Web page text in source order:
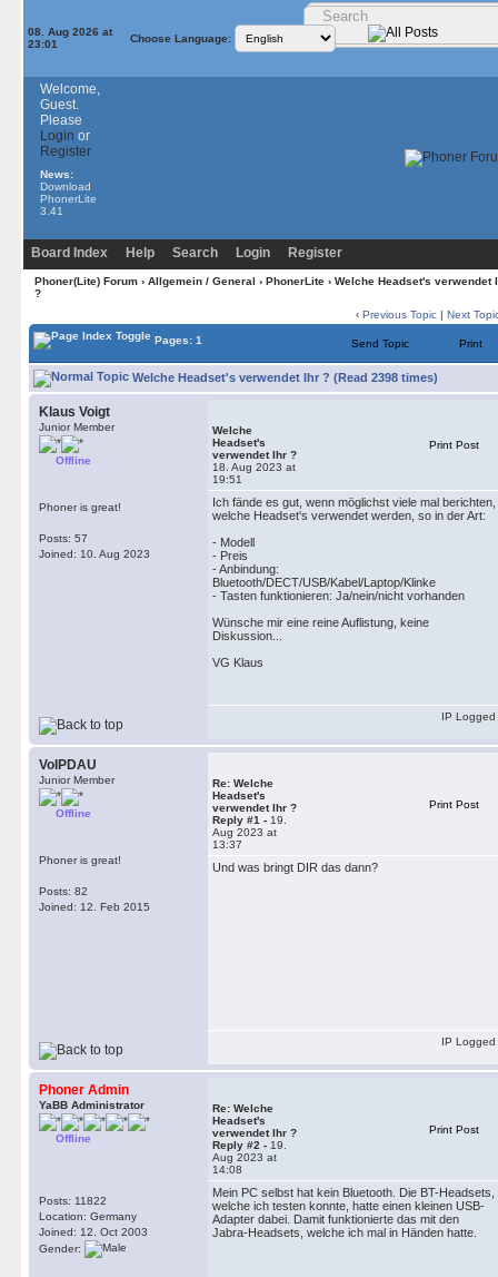
08. Aug 2026 at
23:01
Choose Language:
Welcome,
Guest.
Please
Login or
Register
News:
Download
PhonerLite
3.41
Board Index Help Search Login Register
Phoner(Lite) Forum› Allgemein / General › PhonerLite› Welche Headset's verwendet
?
‹ Previous Topic | Next
Pages: 1 Send Topic Print
Welche Headset's verwendet Ihr ? (Read 2398 times)
Klaus Voigt
Junior Member
Offline
Phoner is great!
Posts: 57
Joined: 10. Aug 2023
Welche
Headset's
verwendet Ihr ?
18. Aug 2023 at
19:51
Print Post
Ich fände es gut, wenn möglichst viele mal berichten,
welche Headset's verwendet werden, so in der Art:
- Modell
- Preis
- Anbindung:
Bluetooth/DECT/USB/Kabel/Laptop/Klinke
- Tasten funktionieren: Ja/nein/nicht vorhanden
Wünsche mir eine reine Auflistung, keine
Diskussion...
VG Klaus
IP Logged
VoIPDAU
Junior Member
Offline
Phoner is great!
Posts: 82
Joined: 12. Feb 2015
Re: Welche
Headset's
verwendet Ihr ?
Reply #1 - 19.
Aug 2023 at
13:37
Print Post
Und was bringt DIR das dann?
IP Logged
Phoner Admin
YaBB Administrator
Offline
Posts: 11822
Location: Germany
Joined: 12. Oct 2003
Gender:
Re: Welche
Headset's
verwendet Ihr ?
Reply #2 - 19.
Aug 2023 at
14:08
Print Post
Mein PC selbst hat kein Bluetooth. Die BT-Headsets,
welche ich testen konnte, hatte einen kleinen USB-
Adapter dabei. Damit funktionierte das mit den
Jabra-Headsets, welche ich mal in Händen hatte.